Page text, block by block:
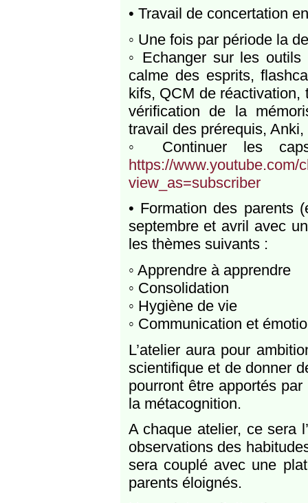
• Travail de concertation
◦ Une fois par période la
◦ Echanger sur les
calme des esprits,
kifs, QCM de réactivation,
vérification de la
travail des prérequis,
◦ Continuer les
https://www.youtube.com/
view_as=subscriber
• Formation des parents
septembre et avril avec
les thèmes suivants :
◦ Apprendre à apprendre
◦ Consolidation
◦ Hygiène de vie
◦ Communication et
L’atelier aura pour
scientifique et de donner
pourront être apportés
la métacognition.
A chaque atelier, ce sera
observations des
sera couplé avec une
parents éloignés.